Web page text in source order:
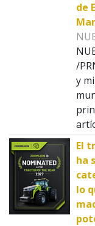
de
/
y
El
ha
lo